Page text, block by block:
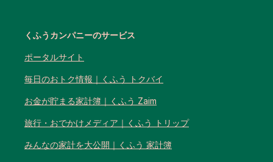
くふうカンパニーのサービス
ポータルサイト
毎日のおトク情報｜くふう トクバイ
お金が貯まる家計簿｜くふう Zaim
旅行・おでかけメディア｜くふう トリップ
みんなの家計を大公開｜くふう 家計簿